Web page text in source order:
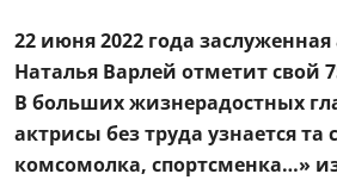
22 июня 2022 года
Наталья Варлей отметит свой
В больших жизнерадостных
актрисы без труда узнается та
комсомолка, спортсменка…»